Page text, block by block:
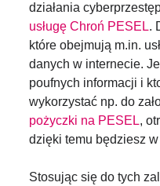
działania
usługę Chroń PESEL.
które obejmują m.in.
danych w internecie.
poufnych informacji i
wykorzystać np. do
pożyczki na PESEL,
dzięki temu będziesz
Stosując się do tych